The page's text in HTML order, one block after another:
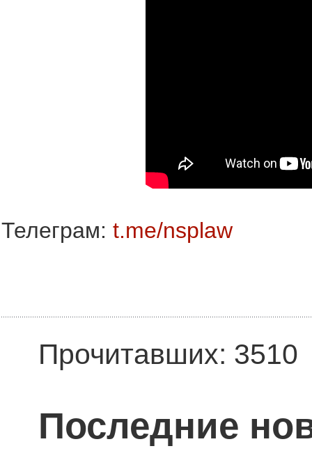
Телеграм: t.me/nsplaw
Прочитавших: 3510
Последние